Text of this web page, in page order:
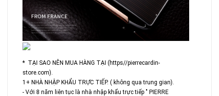
* TẠI SAO NÊN MUA HÀNG TẠI (https//pierrecardin-
store.com).
1+ NHÀ NHẬP KHẨU TRỰC TIẾP. ( không qua trung gian).
- Với 8 năm liên tục là nhà nhập khẩu trực tiếp " PIERRE